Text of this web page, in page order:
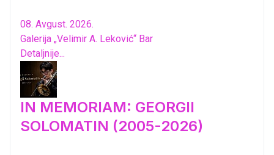
08. Avgust. 2026.
Galerija „Velimir A. Leković“ Bar
Detaljnije...
IN MEMORIAM: GEORGII
SOLOMATIN (2005-2026)